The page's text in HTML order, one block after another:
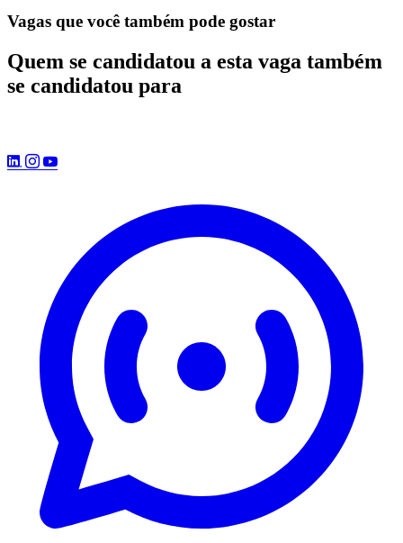
Vagas que você também pode gostar
Quem se candidatou a esta vaga também
se candidatou para